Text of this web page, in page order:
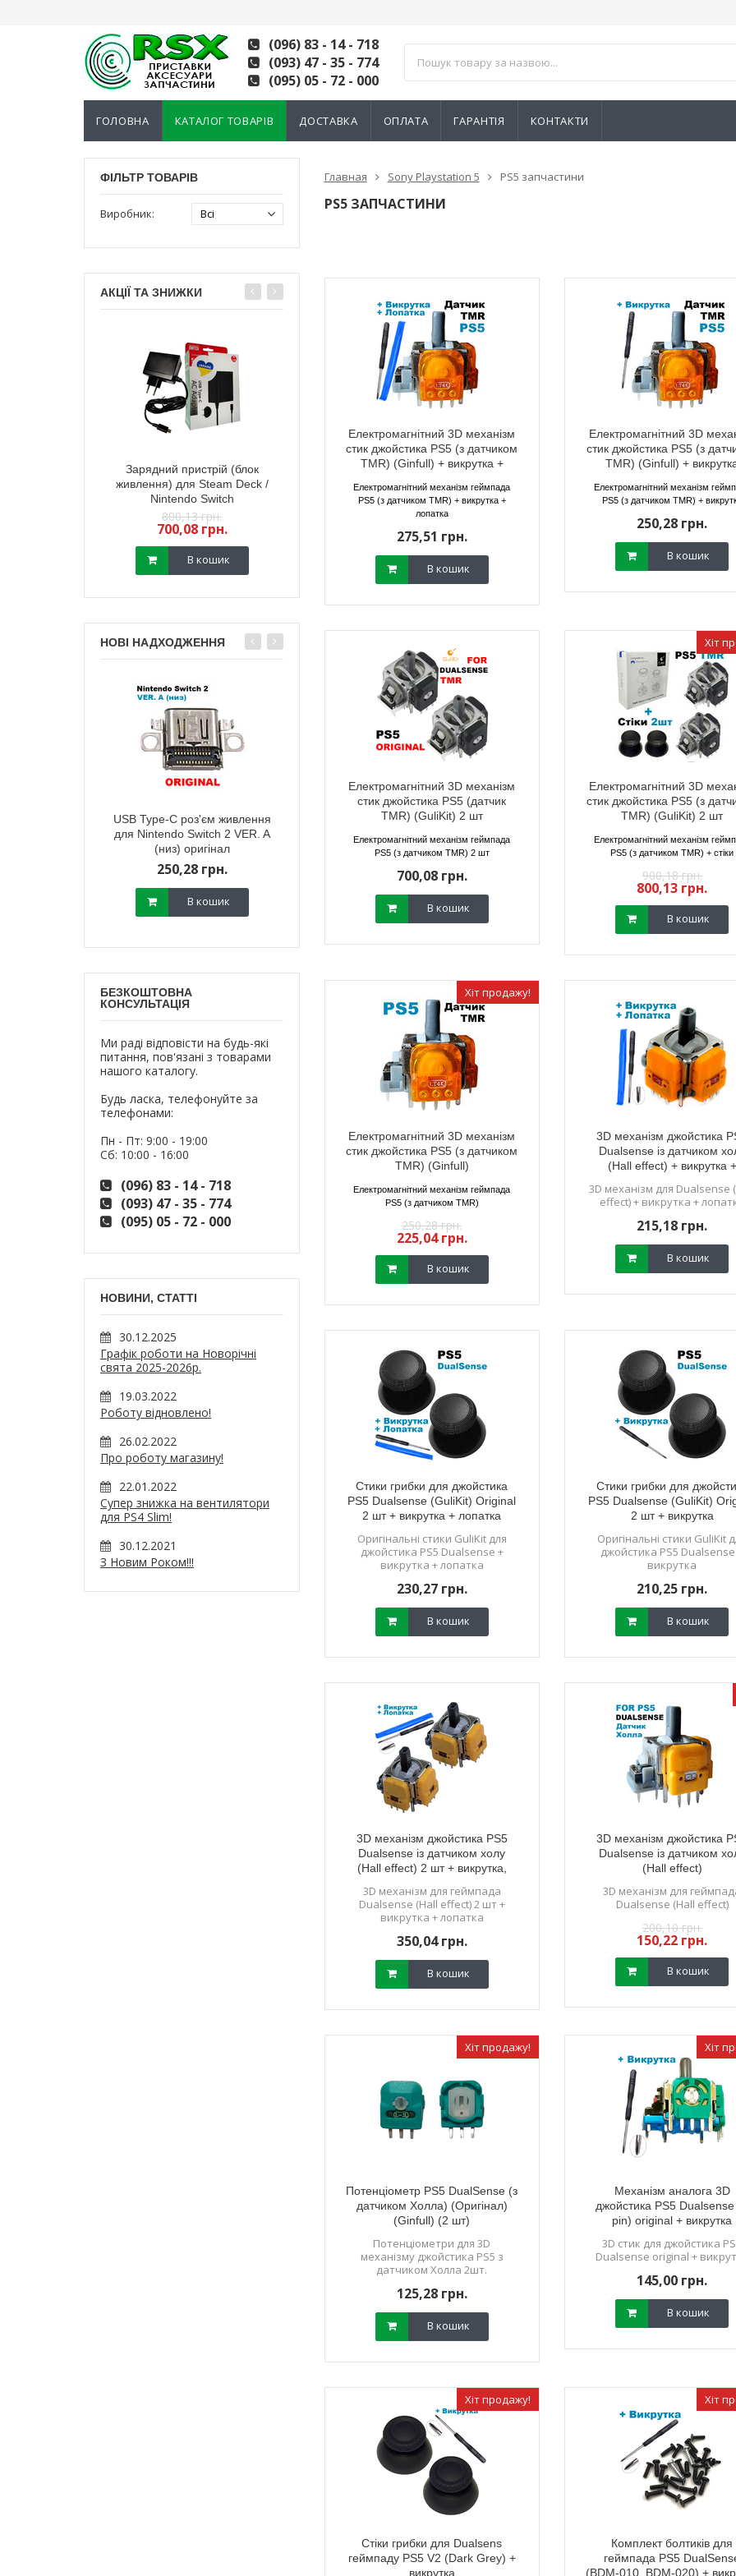
(096) 83 - 14 - 718
(093) 47 - 35 - 774
(095) 05 - 72 - 000
ГОЛОВНА КАТАЛОГ ТОВАРІВ ДОСТАВКА ОПЛАТА ГАРАНТІЯ КОНТАКТИ
ФІЛЬТР ТОВАРІВ
Виробник:
АКЦІЇ ТА ЗНИЖКИ
Зарядний пристрій (блок
живлення) для Steam Deck /
Nintendo Switch
800,13 грн.
700,08 грн.
В кошик
Електромагнітний 3D механізм
стик геймпада Xbox Series S/X
(з датчиком TMR) (Ginfull) 2 шт
400,21 грн.
В кошик
Електромагнітний 3D механізм
стик геймпада Xbox Series S/X
(з датчиком TMR) (Ginfull)
аналога 3D
Series S/X
НОВІ НАДХОДЖЕННЯ
USB Type-C роз'єм живлення
для Nintendo Switch 2 VER. A
(низ) оригінал
250,28 грн.
В кошик
Зарядний пристрій (блок
живлення) для Steam Deck /
Nintendo Switch
700,08 грн.
В кошик
Стики для геймпада Xbox
Series / Xbox One червоні
стик
датчиком
БЕЗКОШТОВНА
КОНСУЛЬТАЦІЯ
Ми раді відповісти на будь-які
питання, пов'язані з товарами
нашого каталогу.
Будь ласка, телефонуйте за
телефонами:
Пн - Пт: 9:00 - 19:00
Сб: 10:00 - 16:00
(096) 83 - 14 - 718
(093) 47 - 35 - 774
(095) 05 - 72 - 000
НОВИНИ, СТАТТІ
30.12.2025
Графік роботи на Новорічні
свята 2025-2026р.
19.03.2022
Роботу відновлено!
26.02.2022
Про роботу магазину!
22.01.2022
Супер знижка на вентилятори
для PS4 Slim!
30.12.2021
З Новим Роком!!!
Главная Sony Playstation 5 PS5 запчастини
PS5 ЗАПЧАСТИНИ
Електромагнітний 3D механізм
стик джойстика PS5 (з датчиком
TMR) (Ginfull) + викрутка +
Електромагнітний механізм геймпада
PS5 (з датчиком TMR) + викрутка +
лопатка
275,51 грн.
В кошик
Електромагнітний 3D
стик джойстика PS5 (з
TMR) (Ginfull) +
Електромагнітний механізм
PS5 (з датчиком TMR) +
250,28 грн.
В кошик
Електромагнітний 3D механізм
стик джойстика PS5 (датчик
TMR) (GuliKit) 2 шт
Електромагнітний механізм геймпада
PS5 (з датчиком TMR) 2 шт
700,08 грн.
В кошик
Хіт
Електромагнітний 3D
стик джойстика PS5 (з
TMR) (GuliKit) 2 шт
Електромагнітний механізм
PS5 (з датчиком TMR) + стіки
900,18 грн.
800,13 грн.
В кошик
Хіт продажу!
Електромагнітний 3D механізм
стик джойстика PS5 (з датчиком
TMR) (Ginfull)
Електромагнітний механізм геймпада
PS5 (з датчиком TMR)
250,28 грн.
225,04 грн.
В кошик
3D механізм джойстика
Dualsense із датчиком
(Hall effect) + викрутка +
3D механізм для Dualsense
effect) + викрутка +
215,18 грн.
В кошик
Стики грибки для джойстика
PS5 Dualsense (GuliKit) Original
2 шт + викрутка + лопатка
Оригінальні стики GuliKit для
джойстика PS5 Dualsense +
викрутка + лопатка
230,27 грн.
В кошик
Стики грибки для
PS5 Dualsense (GuliKit)
2 шт + викрутка
Оригінальні стики GuliKit
джойстика PS5
викрутка
210,25 грн.
В кошик
3D механізм джойстика PS5
Dualsense із датчиком холу
(Hall effect) 2 шт + викрутка,
3D механізм для геймпада
Dualsense (Hall effect) 2 шт +
викрутка + лопатка
350,04 грн.
В кошик
3D механізм джойстика
Dualsense із датчиком
(Hall effect)
3D механізм для
Dualsense (Hall effect)
200,10 грн.
150,22 грн.
В кошик
Хіт продажу!
Потенціометр PS5 DualSense (з
датчиком Холла) (Оригінал)
(Ginfull) (2 шт)
Потенціометри для 3D
механізму джойстика PS5 з
датчиком Холла 2шт.
125,28 грн.
В кошик
Хіт
Механізм аналога 3D
джойстика PS5
pin) original + викрутка
3D стик для джойстика
Dualsense original +
145,00 грн.
В кошик
Хіт продажу!
Стіки грибки для Dualsens
геймпаду PS5 V2 (Dark Grey) +
викрутка
Хіт
Комплект болтиків для
геймпада PS5
(BDM-010, BDM-020) +